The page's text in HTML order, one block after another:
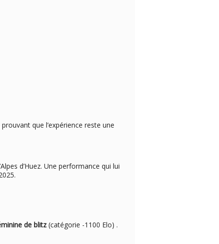
prouvant que l’expérience reste une
d’Huez. Une performance qui lui
de blitz(catégorie -1100 Elo) .